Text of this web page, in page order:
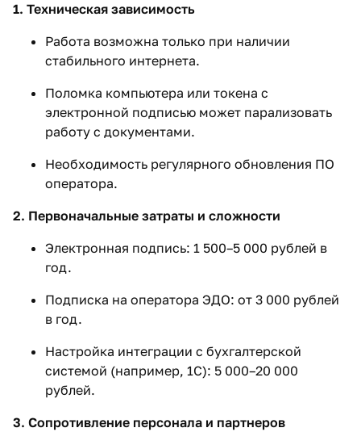
1. Техническая зависимость
Работа возможна только при наличии
стабильного интернета.
Поломка компьютера или токена с
электронной подписью может парализовать
работу с документами.
Необходимость регулярного обновления ПО
оператора.
2. Первоначальные затраты и сложности
Электронная подпись: 1 500–5 000 рублей в
год.
Подписка на оператора ЭДО: от 3 000 рублей
в год.
Настройка интеграции с бухгалтерской
системой (например, 1С): 5 000–20 000
рублей.
3. Сопротивление персонала и партнеров